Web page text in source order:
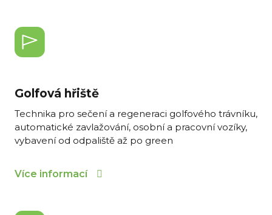
Golfová hřiště
Technika pro sečení a regeneraci golfového trávníku,
automatické zavlažování, osobní a pracovní vozíky,
vybavení od odpaliště až po green
Více informací